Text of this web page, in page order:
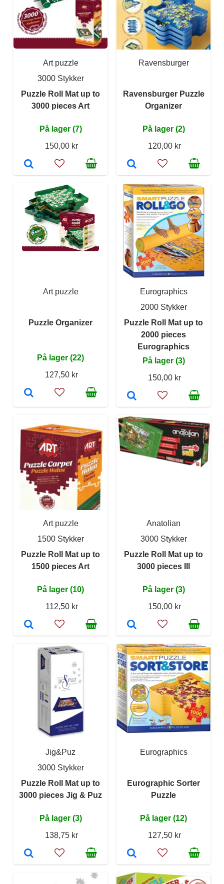
Art puzzle
3000 Stykker
Puzzle Roll Mat up to
3000 pieces Art
På lager (7)
150,00 kr
Ravensburger
Ravensburger Puzzle
Organizer
På lager (2)
120,00 kr
Art puzzle
Puzzle Organizer
På lager (22)
127,50 kr
Eurographics
2000 Stykker
Puzzle Roll Mat up to
2000 pieces
Eurographics
På lager (3)
150,00 kr
Art puzzle
1500 Stykker
Puzzle Roll Mat up to
1500 pieces Art
På lager (10)
112,50 kr
Anatolian
3000 Stykker
Puzzle Roll Mat up to
3000 pieces III
På lager (3)
150,00 kr
Jig&Puz
3000 Stykker
Puzzle Roll Mat up to
3000 pieces Jig & Puz
På lager (3)
138,75 kr
Eurographics
Eurographic Sorter
Puzzle
På lager (12)
127,50 kr